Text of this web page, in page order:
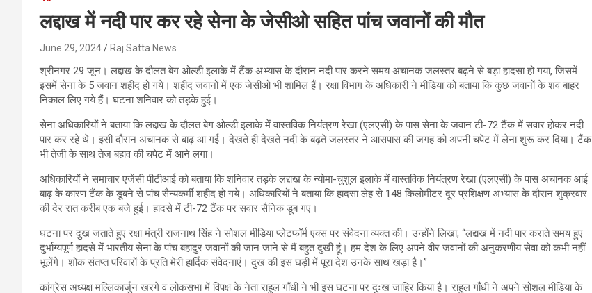
लद्दाख में नदी पार कर रहे सेना के जेसीओ सहित पांच जवानों की मौत
June 29, 2024 Raj Satta News
श्रीनगर 29 जून। लद्दाख के दौलत बेग ओल्डी इलाके में टैंक अभ्यास के दौरान नदी पार करने समय अचानक जलस्तर बढ़ने से बड़ा हादसा हो गया, जिसमें
इसमें सेना के 5 जवान शहीद हो गये। शहीद जवानों में एक जेसीओ भी शामिल हैं। रक्षा विभाग के अधिकारी ने मीडिया को बताया कि कुछ जवानों के शव बाहर
निकाल लिए गये हैं। घटना शनिवार को तड़के हुई।
सेना अधिकारियों ने बताया कि लद्दाख के दौलत बेग ओल्डी इलाके में वास्तविक नियंत्रण रेखा (एलएसी) के पास सेना के जवान टी-72 टैंक में सवार होकर नदी
पार कर रहे थे। इसी दौरान अचानक से बाढ़ आ गई। देखते ही देखते नदी के बढ़ते जलस्तर ने आसपास की जगह को अपनी चपेट में लेना शुरू कर दिया। टैंक
भी तेजी के साथ तेज बहाव की चपेट में आने लगा।
अधिकारियों ने समाचार एजेंसी पीटीआई को बताया कि शनिवार तड़के लद्दाख के न्योमा-चुशुल इलाके में वास्तविक नियंत्रण रेखा (एलएसी) के पास अचानक आई
बाढ़ के कारण टैंक के डूबने से पांच सैन्यकर्मी शहीद हो गये। अधिकारियों ने बताया कि हादसा लेह से 148 किलोमीटर दूर प्रशिक्षण अभ्यास के दौरान शुक्रवार
की देर रात करीब एक बजे हुई। हादसे में टी-72 टैंक पर सवार सैनिक डूब गए।
घटना पर दुख जताते हुए रक्षा मंत्री राजनाथ सिंह ने सोशल मीडिया प्लेटफॉर्म एक्स पर संवेदना व्यक्त की। उन्होंने लिखा, “लद्दाख में नदी पार कराते समय हुए
दुर्भाग्यपूर्ण हादसे में भारतीय सेना के पांच बहादुर जवानों की जान जाने से मैं बहुत दुखी हूं। हम देश के लिए अपने वीर जवानों की अनुकरणीय सेवा को कभी नहीं
भूलेंगे। शोक संतप्त परिवारों के प्रति मेरी हार्दिक संवेदनाएं। दुख की इस घड़ी में पूरा देश उनके साथ खड़ा है।”
कांग्रेस अध्यक्ष मल्लिकार्जुन खरगे व लोकसभा में विपक्ष के नेता राहुल गाँधी ने भी इस घटना पर दुःख जाहिर किया है। राहुल गाँधी ने अपने सोशल मीडिया के